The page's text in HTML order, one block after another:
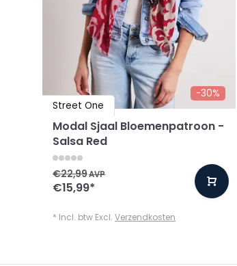
-30%
Street One
Modal Sjaal Bloemenpatroon -
Salsa Red
€22,99AVP
€15,99*
* Incl. btw Excl. Verzendkosten